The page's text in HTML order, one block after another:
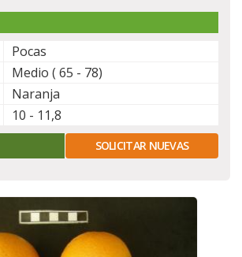
Pocas
Medio ( 65 - 78)
Naranja
10 - 11,8
SOLICITAR NUEVAS